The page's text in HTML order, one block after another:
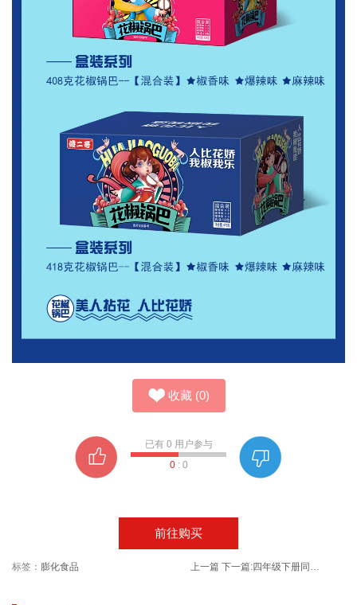
收藏 (0)
已有 0 用户参与
0: 0
前往购买
标签： 膨化食品 上一篇 下一篇: 四年级下册同步练习册语文数学英语